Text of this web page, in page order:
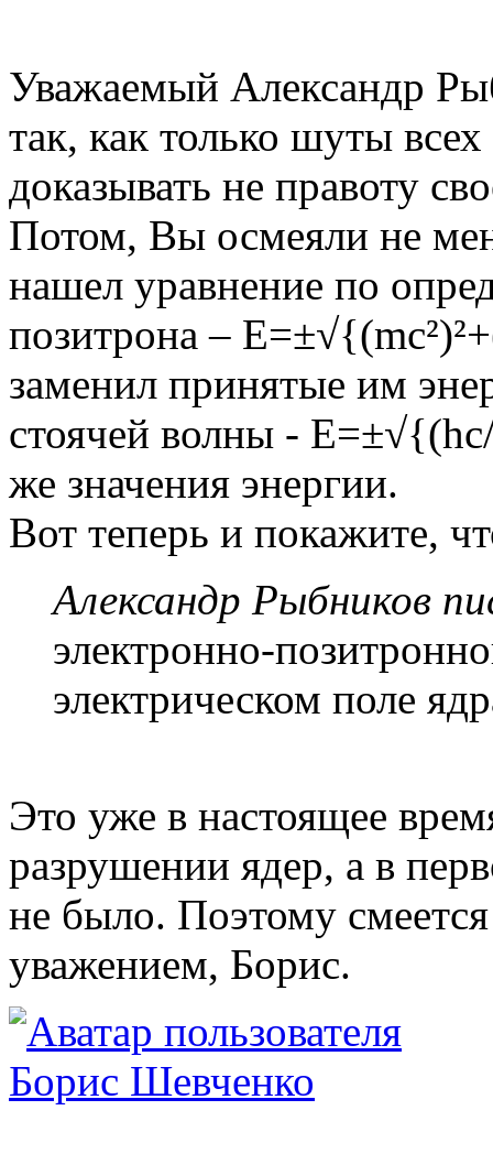
Уважаемый Александр
так, как только шуты
доказывать не правоту
Потом, Вы осмеяли не
нашел уравнение по
позитрона –
заменил принятые им
стоячей волны -
же значения энергии.
Вот теперь и покажите,
Александр Рыбников
электронно-
электрическом поле
Это уже в настоящее
разрушении ядер, а в
не было. Поэтому
уважением, Борис.
Борис Шевченко